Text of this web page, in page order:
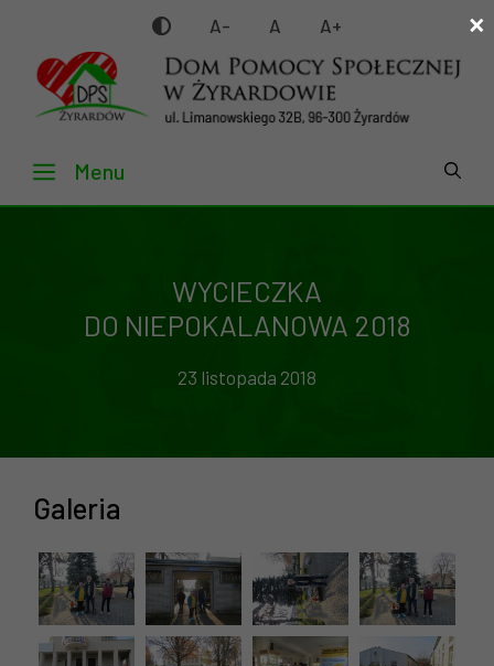
treści
A- A A+
Menu
WYCIECZKA
DO NIEPOKALANOWA 2018
23 listopada 2018
Galeria
×